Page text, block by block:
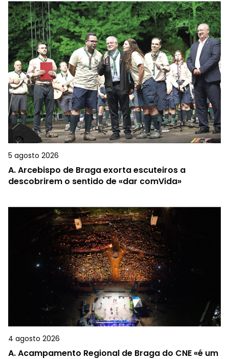
5 agosto 2026
A.Arcebispo de Braga exorta escuteiros a
descobrirem o sentido de «dar comVida»
4 agosto 2026
A.Acampamento Regional de Braga do CNE «é um